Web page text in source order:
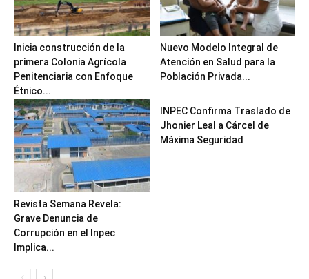
Inicia construcción de la
primera Colonia Agrícola
Penitenciaria con Enfoque
Étnico...
Nuevo Modelo Integral de
Atención en Salud para la
Población Privada...
Revista Semana Revela:
Grave Denuncia de
Corrupción en el Inpec
Implica...
INPEC Confirma Traslado de
Jhonier Leal a Cárcel de
Máxima Seguridad